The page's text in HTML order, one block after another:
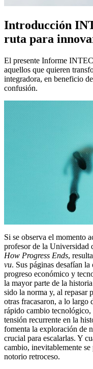
Introducción
ruta para
El presente Informe
aquellos que quieren
integradora, en beneficio
confusión.
Si se observa el momento
profesor de la
How Progress Ends,
vu. Sus páginas desafían
progreso económico y
la mayor parte de la
sido la norma y, al repasar
otras fracasaron, a lo largo
rápido cambio tecnológico,
tensión recurrente en la
fomenta la exploración de
crucial para escalarlas. Y
cambio, inevitablemente
notorio retroceso.